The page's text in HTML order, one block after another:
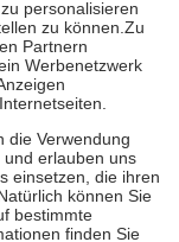
beträgt die
Euro je
Gesundheit zu
zu unterstützen,
18. Lebensjahr
die von der